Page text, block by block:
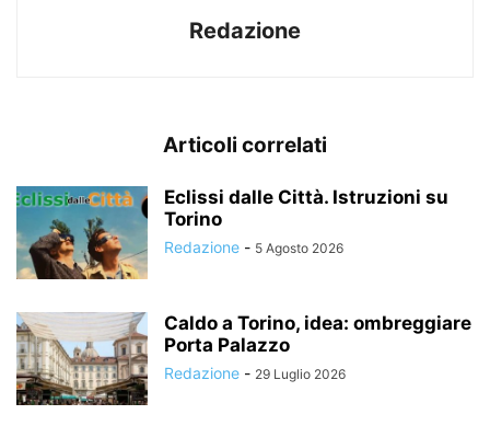
Redazione
Articoli correlati
Eclissi dalle Città. Istruzioni su
Torino
Redazione - 5 Agosto 2026
Caldo a Torino, idea: ombreggiare
Porta Palazzo
Redazione - 29 Luglio 2026